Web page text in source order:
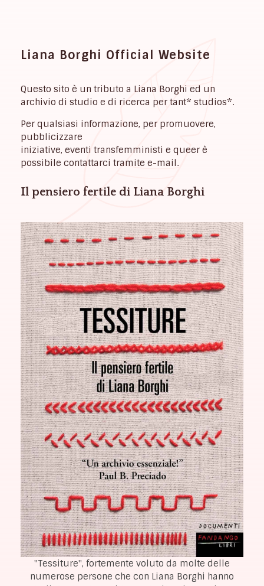
Liana Borghi Official Website
Questo sito è un tributo a Liana Borghi ed un
archivio di studio e di ricerca per tant* studios*.
Per qualsiasi informazione, per promuovere,
pubblicizzare
iniziative, eventi transfemministi e queer è
possibile contattarci tramite e-mail.
Il pensiero fertile di Liana Borghi
"Tessiture", fortemente voluto da molte delle
numerose persone che con Liana Borghi hanno